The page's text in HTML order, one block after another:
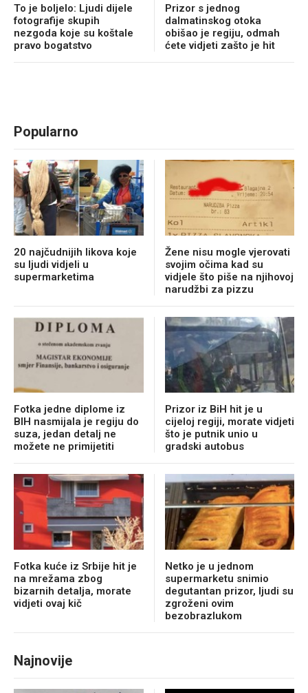
To je boljelo: Ljudi dijele
fotografije skupih
nezgoda koje su koštale
pravo bogatstvo
Prizor s jednog
dalmatinskog otoka
obišao je regiju, odmah
ćete vidjeti zašto je hit
Popularno
20 najčudnijih likova koje
su ljudi vidjeli u
supermarketima
Žene nisu mogle vjerovati
svojim očima kad su
vidjele što piše na njihovoj
narudžbi za pizzu
Fotka jedne diplome iz
BIH nasmijala je regiju do
suza, jedan detalj ne
možete ne primijetiti
Prizor iz BiH hit je u
cijeloj regiji, morate vidjeti
što je putnik unio u
gradski autobus
Fotka kuće iz Srbije hit je
na mrežama zbog
bizarnih detalja, morate
vidjeti ovaj kič
Netko je u jednom
supermarketu snimio
degutantan prizor, ljudi su
zgroženi ovim
bezobrazlukom
Najnovije